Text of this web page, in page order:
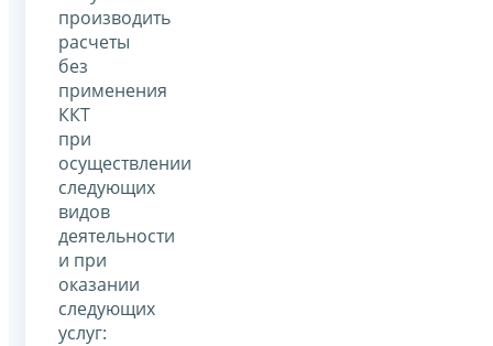
производить
расчеты
без
применения
ККТ
при
осуществлении
следующих
видов
деятельности
и при
оказании
следующих
услуг: